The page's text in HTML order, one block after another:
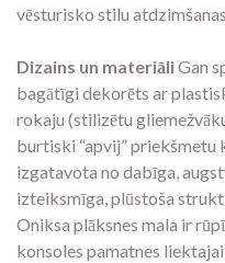
vēsturisko stilu
Dizains un materiāliGan
bagātīgi dekorēts ar
rokaju (stilizētu
burtiski “apvij” priekšmetu
izgatavota no dabīga,
izteiksmīga, plūstoša
Oniksa plāksnes mala ir
konsoles pamatnes